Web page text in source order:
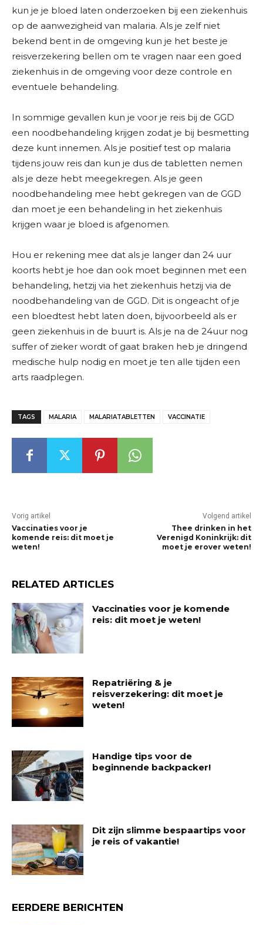
kun je je bloed laten onderzoeken bij een ziekenhuis
op de aanwezigheid van malaria. Als je zelf niet
bekend bent in de omgeving kun je het beste je
reisverzekering bellen om te vragen naar een goed
ziekenhuis in de omgeving voor deze controle en
eventuele behandeling.
In sommige gevallen kun je voor je reis bij de GGD
een noodbehandeling krijgen zodat je bij besmetting
deze kunt innemen. Als je positief test op malaria
tijdens jouw reis dan kun je dus de tabletten nemen
als je deze hebt meegekregen. Als je geen
noodbehandeling mee hebt gekregen van de GGD
dan moet je een behandeling in het ziekenhuis
krijgen waar je bloed is afgenomen.
Hou er rekening mee dat als je langer dan 24 uur
koorts hebt je hoe dan ook moet beginnen met een
behandeling, hetzij via het ziekenhuis hetzij via de
noodbehandeling van de GGD. Dit is ongeacht of je
een bloedtest hebt laten doen, bijvoorbeeld als er
geen ziekenhuis in de buurt is. Als je na de 24uur nog
suffer of zieker wordt of gaat braken heb je dringend
medische hulp nodig en moet je ten alle tijden een
arts raadplegen.
TAGS MALARIA MALARIATABLETTEN VACCINATIE
Vorig artikel
Vaccinaties voor je
komende reis: dit moet je
weten!
Volgend artikel
Thee drinken in het
Verenigd Koninkrijk: dit
moet je erover weten!
RELATED ARTICLES
Vaccinaties voor je komende
reis: dit moet je weten!
Repatriëring & je
reisverzekering: dit moet je
weten!
Handige tips voor de
beginnende backpacker!
Dit zijn slimme bespaartips voor
je reis of vakantie!
EERDERE BERICHTEN